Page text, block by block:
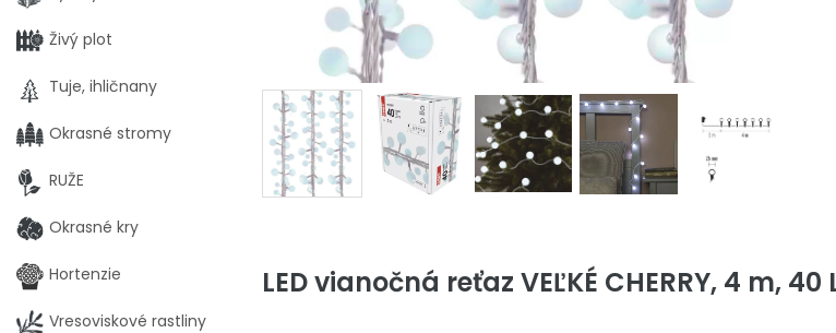
LED vianočná reťaz VEĽKÉ CHERRY, 4 m,
Živý plot
Tuje, ihličnany
Okrasné stromy
RUŽE
Okrasné kry
Hortenzie
Vresoviskové rastliny